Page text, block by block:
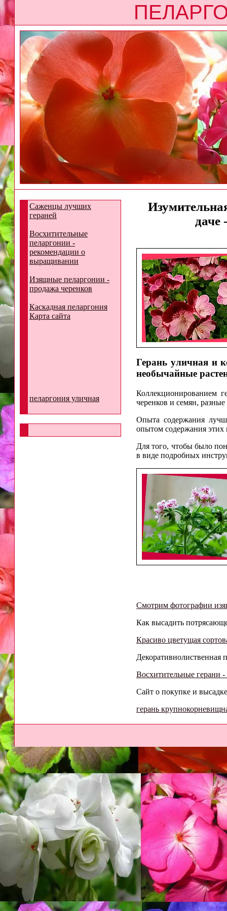
Саженцы лучших
гераней
Восхитительные
пеларгонии -
рекомендации о
выращивании
Изящные пеларгонии -
продажа черенков
Каскадная пеларгония
Карта сайта
пеларгония уличная
даче
Герань уличная и
необычайные
Коллекционированием
черенков и семян,
Опыта содержания
опытом содержания
Для того, чтобы было
в виде подробных
Смотрим фотографии
Как высадить
Красиво цветущая
Декоративнолиственная
Восхитительные герани -
Сайт о покупке и
герань